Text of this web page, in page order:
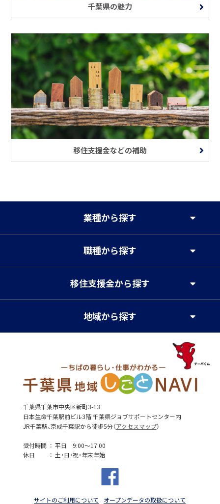
千葉県の魅力
移住支援金などの補助
業種から探す
職種から探す
移住支援金から探す
地域から探す
千葉県千葉市中央区新町3-13
日本生命千葉駅前ビル3階 千葉県ジョブサポートセンター内
JR千葉駅、京成千葉駅から徒歩5分（アクセスマップ）
受付時間
平日 9:00～17:00
休日
土・日・祝・年末年始
サイトのご利用について オープンデータの取扱について